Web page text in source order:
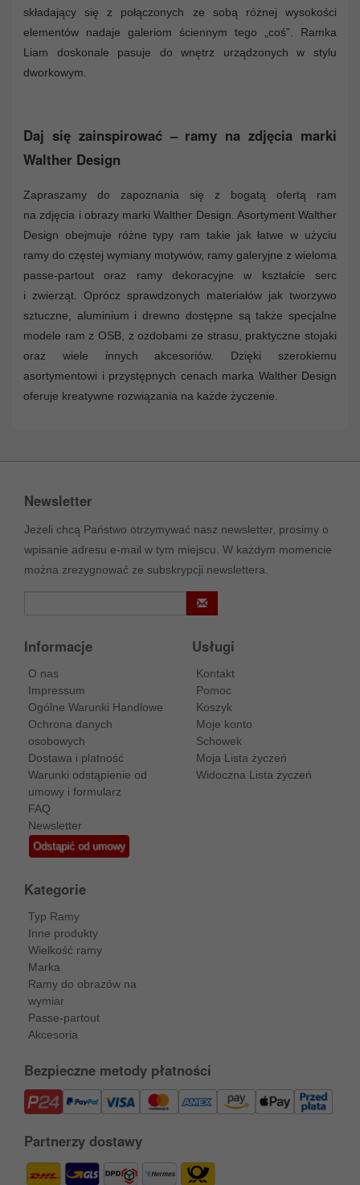
składający się z połączonych ze sobą różnej wysokości
elementów nadaje galeriom ściennym tego „coś”. Ramka
Liam doskonale pasuje do wnętrz urządzonych w stylu
dworkowym.
Daj się zainspirować – ramy na zdjęcia marki
Walther Design
Zapraszamy do zapoznania się z bogatą ofertą ram
na zdjęcia i obrazy marki Walther Design. Asortyment Walther
Design obejmuje różne typy ram takie jak łatwe w użyciu
ramy do częstej wymiany motywów, ramy galeryjne z wieloma
passe-partout oraz ramy dekoracyjne w kształcie serc
i zwierząt. Oprócz sprawdzonych materiałów jak tworzywo
sztuczne, aluminium i drewno dostępne są także specjalne
modele ram z OSB, z ozdobami ze strasu, praktyczne stojaki
oraz wiele innych akcesoriów. Dzięki szerokiemu
asortymentowi i przystępnych cenach marka Walther Design
oferuje kreatywne rozwiązania na każde życzenie.
Newsletter
Jeżeli chcą Państwo otrzymywać nasz newsletter, prosimy o
wpisanie adresu e-mail w tym miejscu. W każdym momencie
można zrezygnować ze subskrypcji newslettera.
Informacje
O nas
Impressum
Ogólne Warunki Handlowe
Ochrona danych
osobowych
Dostawa i platność
Warunki odstąpienie od
umowy i formularz
FAQ
Newsletter
Odstąpić od umowy
Usługi
Kontakt
Pomoc
Koszyk
Moje konto
Schowek
Moja Lista życzeń
Widoczna Lista życzeń
Kategorie
Typ Ramy
Inne produkty
Wielkość ramy
Marka
Ramy do obrazów na
wymiar
Passe-partout
Akcesoria
Bezpieczne metody płatności
Partnerzy dostawy